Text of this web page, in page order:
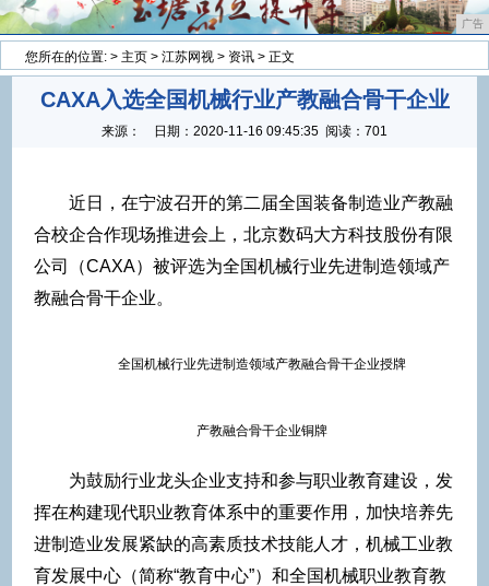
广告
您所在的位置: > 主页 > 江苏网视 > 资讯 > 正文
CAXA入选全国机械行业产教融合骨干企业
来源： 日期： 2020-11-16 09:45:35 阅读：701
近日，在宁波召开的第二届全国装备制造业产教融
合校企合作现场推进会上，北京数码大方科技股份有限
公司（CAXA）被评选为全国机械行业先进制造领域产
教融合骨干企业。
全国机械行业先进制造领域产教融合骨干企业授牌
产教融合骨干企业铜牌
为鼓励行业龙头企业支持和参与职业教育建设，发
挥在构建现代职业教育体系中的重要作用，加快培养先
进制造业发展紧缺的高素质技术技能人才，机械工业教
育发展中心（简称“教育中心”）和全国机械职业教育教